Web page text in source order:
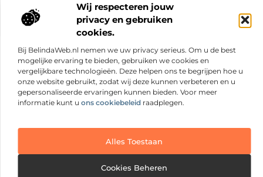
Wij respecteren jouw
privacy en gebruiken
cookies.
Bij BelindaWeb.nl nemen we uw privacy serieus. Om u de best
mogelijke ervaring te bieden, gebruiken we cookies en
vergelijkbare technologieën. Deze helpen ons te begrijpen hoe u
onze website gebruikt, zodat wij deze kunnen verbeteren en u
gepersonaliseerde ervaringen kunnen bieden. Voor meer
informatie kunt u ons cookiebeleid raadplegen.
Alles Toestaan
Cookies Beheren
@2025 www.nextmagazine.nl. All Right Reserved.